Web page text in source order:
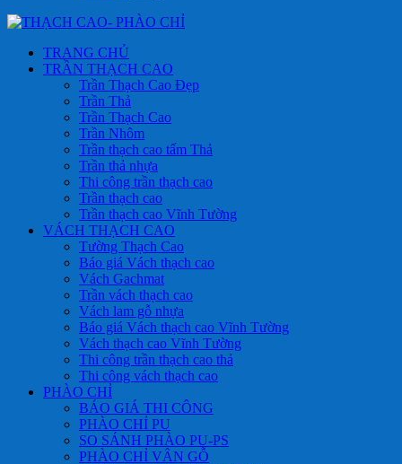
TRANG CHỦ
TRẦN THẠCH CAO
Trần Thạch Cao Đẹp
Trần Thả
Trần Thạch Cao
Trần Nhôm
Trần thạch cao tấm Thả
Trần thả nhựa
Thi công trần thạch cao
Trần thạch cao
Trần thạch cao Vĩnh Tường
VÁCH THẠCH CAO
Tường Thạch Cao
Báo giá Vách thạch cao
Vách Gachmat
Trần vách thạch cao
Vách lam gỗ nhựa
Báo giá Vách thạch cao Vĩnh Tường
Vách thạch cao Vĩnh Tường
Thi công trần thạch cao thả
Thi công vách thạch cao
PHÀO CHỈ
BÁO GIÁ THI CÔNG
PHÀO CHỈ PU
SO SÁNH PHÀO PU-PS
PHÀO CHỈ VÂN GỖ